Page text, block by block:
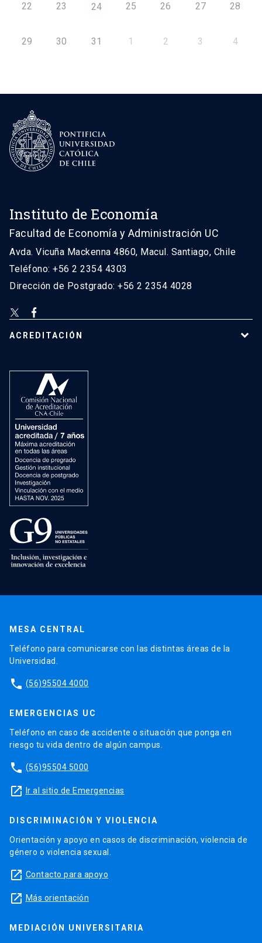
22 23 24 25 26 27 28
29 30 31 1 2 3 4
Instituto de Economía
Facultad de Economía y Administración UC
Avda. Vicuña Mackenna 4860, Macul. Santiago, Chile
Teléfono: +56 2 2354 4303
Dirección de Postgrado: +56 2 2354 4028
ACREDITACIÓN
MESA CENTRAL
Teléfono para comunicarse con las distintas áreas de la
Universidad.
phone (56)95504 4000
EMERGENCIAS UC
Teléfono en caso de accidente o situación que ponga en
riesgo tu vida dentro de algún campus.
phone (56)95504 5000
launch Ir al sitio de Emergencias
DISCRIMINACIÓN Y VIOLENCIA
Orientación y apoyo en casos de discriminación, violencia de
género o violencia sexual.
launch Contacto para apoyo
launch Más orientación
MEDIACIÓN UNIVERSITARIA